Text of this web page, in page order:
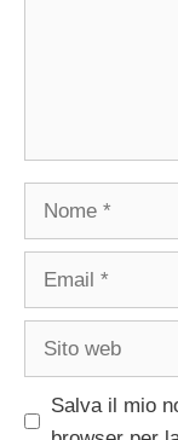
Salva il mio